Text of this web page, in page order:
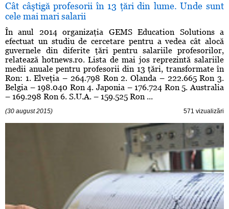
Cât câştigă profesorii în 13 ţări din lume. Unde sunt
cele mai mari salarii
În anul 2014 organizaţia GEMS Education Solutions a
efectuat un studiu de cercetare pentru a vedea cât alocă
guvernele din diferite ţări pentru salariile profesorilor,
relatează hotnews.ro. Lista de mai jos reprezintă salariile
medii anuale pentru profesorii din 13 ţări, transformate în
Ron: 1. Elveţia – 264.798 Ron 2. Olanda – 222.665 Ron 3.
Belgia – 198.040 Ron 4. Japonia – 176.724 Ron 5. Australia
– 169.298 Ron 6. S.U.A. – 159.525 Ron ...
(30 august 2015) 571 vizualizări